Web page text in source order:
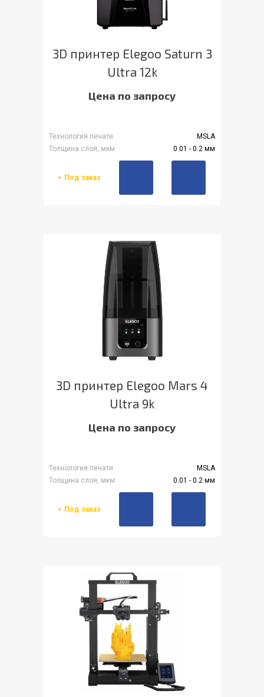
3D принтер Elegoo Saturn 3
Ultra 12k
Цена по запросу
Технология печати
MSLA
Толщина слоя, мкм
0.01 - 0.2 мм
Под заказ
3D принтер Elegoo Mars 4
Ultra 9k
Цена по запросу
Технология печати
MSLA
Толщина слоя, мкм
0.01 - 0.2 мм
Под заказ